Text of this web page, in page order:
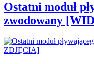
Ostatni moduł
zwodowany